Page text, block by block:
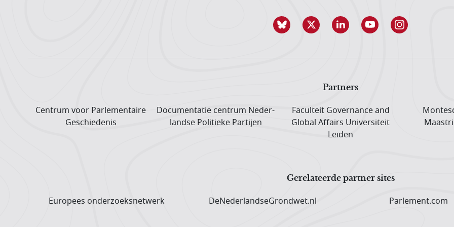
Partners
Centrum voor Parlementaire
Geschiedenis
Documentatie centrum Neder­
landse Politieke Partijen
Faculteit Governance and
Global Affairs Universiteit
Leiden
Gerelateerde partner sites
Europees onderzoeks­netwerk DeNederlandseGrondwet.nl Parlement.com